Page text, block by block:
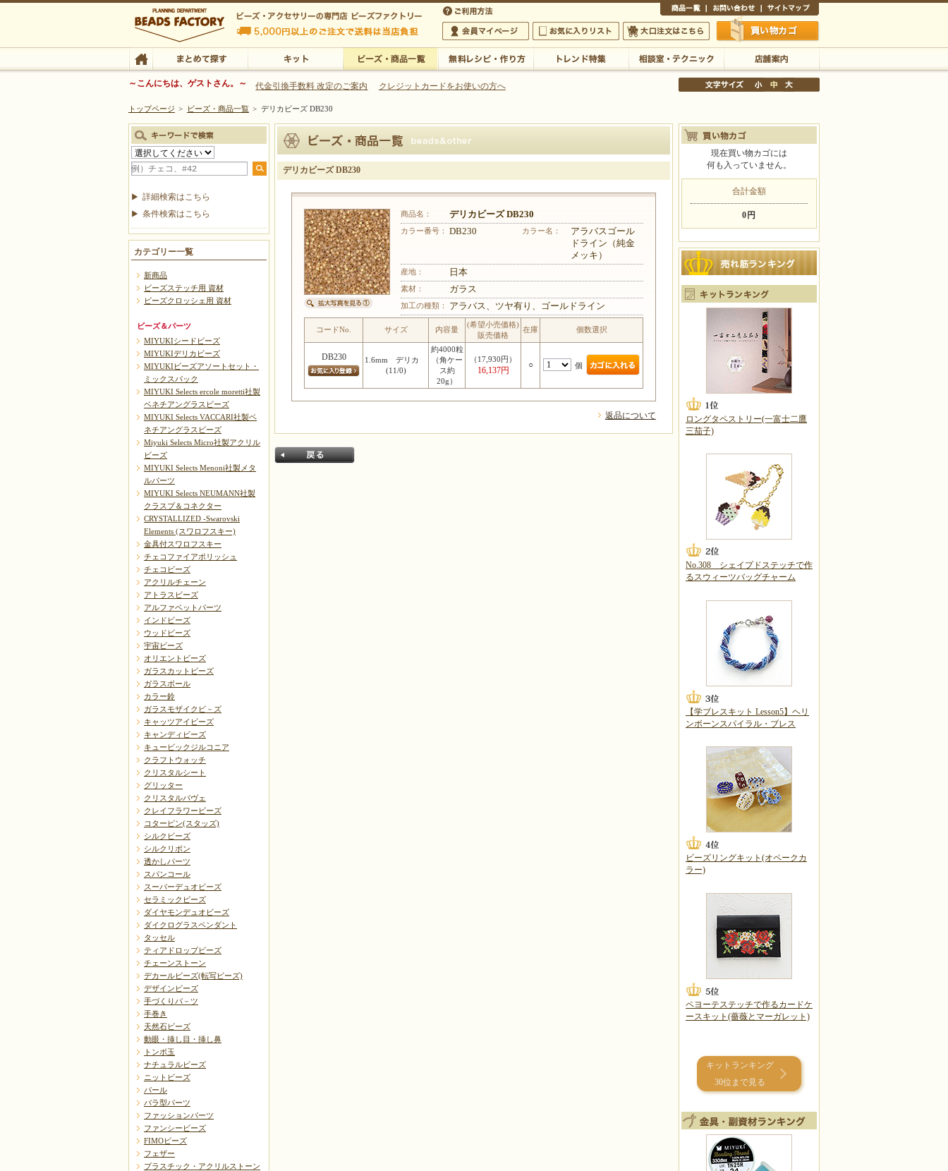
ビーズファクトリー ビーズ・パーツ・金具など・アクセサリーの専門店
ビーズ・アクセサリーの専門店 ビーズファクトリー 5,000円以上のご注文で送料は当店が負担いたします
ビーズ・アクセサリーの専門店 ビーズファクトリー 5,000円以上のご注文で送料は当店が負担いたします
会員マイページ
お気に入りリスト 大口注文はこちら 買い物かご
TOP まとめて探す 店舗案内
～こんにちは、ゲストさん。～ 代金引換手数料 改定のご案内 クレジットカードをお使いの方へ
トップページ > ビーズ・商品一覧 > デリカビーズ DB230
デリカビーズ DB230
商品名： デリカビーズ DB230
カラー番号： DB230 カラー名：
アラバスゴール
ドライン（純金
メッキ）
産地： 日本
素材： ガラス
加工の種類： アラバス、ツヤ有り、ゴールドライン
コードNo. サイズ 内容量
(希望小売価格)
販売価格
在庫 個数選択
DB230
1.6mm デリカ
(11/0)
約4000粒
（角ケー
ス約
20g）
（17,930円）
16,137円
○ 個
返品について
詳細検索はこちら
条件検索はこちら
カテゴリー一覧
新商品
ビーズステッチ用 資材
ビーズクロッシェ用 資材
ビーズ＆パーツ
MIYUKIシードビーズ
MIYUKIデリカビーズ
MIYUKIビーズアソートセット・
ミックスパック
MIYUKI Selects ercole moretti社製
ベネチアングラスビーズ
MIYUKI Selects VACCARI社製ベ
ネチアングラスビーズ
Miyuki Selects Micro社製アクリル
ビーズ
MIYUKI Selects Menoni社製メタ
ルパーツ
MIYUKI Selects NEUMANN社製
クラスプ＆コネクター
CRYSTALLIZED -Swarovski
Elements (スワロフスキー)
金具付スワロフスキー
チェコファイアポリッシュ
チェコビーズ
アクリルチェーン
アトラスビーズ
アルファベットパーツ
インドビーズ
ウッドビーズ
宇宙ビーズ
オリエントビーズ
ガラスカットビーズ
ガラスボール
カラー鈴
ガラスモザイクビ－ズ
キャッツアイビーズ
キャンディビーズ
キュービックジルコニア
クラフトウォッチ
クリスタルシート
グリッター
クリスタルパヴェ
クレイフラワービーズ
コターピン(スタッズ)
シルクビーズ
シルクリボン
透かしパーツ
スパンコール
スーパーデュオビーズ
セラミックビーズ
ダイヤモンデュオビーズ
ダイクログラスペンダント
タッセル
ティアドロップビーズ
チェーンストーン
デカールビーズ(転写ビーズ)
デザインビーズ
手づくりパ－ツ
手巻き
天然石ビーズ
動眼・挿し目・挿し鼻
トンボ玉
ナチュラルビーズ
ニットビーズ
パール
バラ型パーツ
ファッションパーツ
ファンシービーズ
FIMOビーズ
フェザー
プラスチック・アクリルストーン
現在買い物カゴには
何も入っていません。
合計金額
0円
ロングタペストリー(一富士二鷹
三茄子)
No.308 シェイプドステッチで作
るスウィーツバッグチャーム
【学ブレスキット Lesson5】ヘリ
ンボーンスパイラル・ブレス
ビーズリングキット(オペークカ
ラー)
ペヨーテステッチで作るカードケ
ースキット(薔薇とマーガレット)
キットランキング
30位まで見る